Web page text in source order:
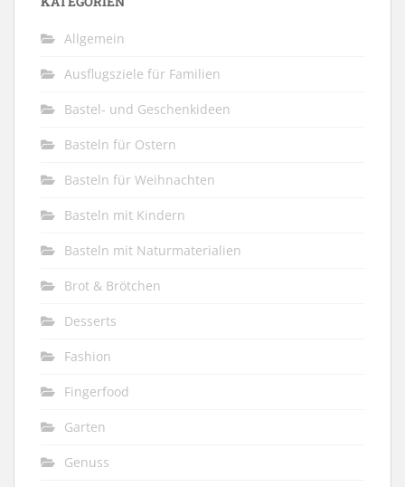
Allgemein
Ausflugsziele für Familien
Bastel- und Geschenkideen
Basteln für Ostern
Basteln für Weihnachten
Basteln mit Kindern
Basteln mit Naturmaterialien
Brot & Brötchen
Desserts
Fashion
Fingerfood
Garten
Genuss